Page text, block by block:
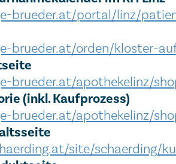
brueder.at/portal/linz/
brueder.at/orden/kloster-
brueder.at/apothekelinz/
(inkl. Kaufprozess)
brueder.at/apothekelinz/
site/schaerding/